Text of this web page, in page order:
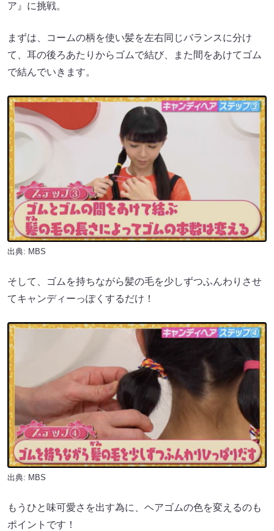
ア』に挑戦。
まずは、コームの柄を使い髪を左右同じバランスに分け
て、耳の後ろあたりからゴムで結び、また間をあけてゴム
で結んでいきます。
出典: MBS
そして、ゴムを持ちながら髪の毛を少しずつふんわりさせ
てキャンディーっぽくするだけ！
出典: MBS
もうひと味可愛さを出す為に、ヘアゴムの色を変えるのも
ポイントです！